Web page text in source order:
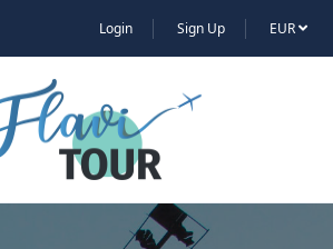
Login Sign Up EUR